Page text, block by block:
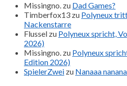
Missingno. zu Dad Games?
Timberfox13 zu Polyneux
Nackenstarre
Flussel zu Polyneux spricht,
2026)
Missingno. zu Polyneux
Edition 2026)
SpielerZwei zu Nanaaa